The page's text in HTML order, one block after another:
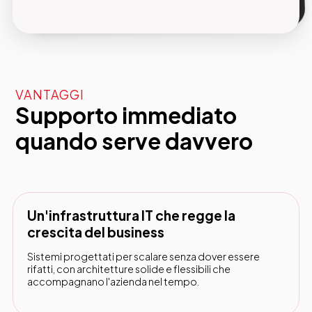
VANTAGGI
Supporto immediato
quando serve davvero
Un'infrastruttura IT che regge la
crescita del business
Sistemi progettati per scalare senza dover essere
rifatti, con architetture solide e flessibili che
accompagnano l'azienda nel tempo.